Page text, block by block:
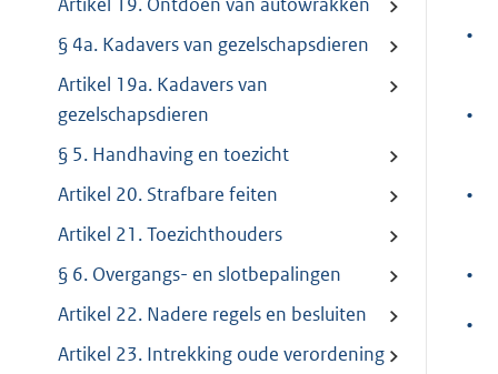
Artikel 19. Ontdoen van autowrakken
§ 4a. Kadavers van gezelschapsdieren
Artikel 19a. Kadavers van
gezelschapsdieren
§ 5. Handhaving en toezicht
Artikel 20. Strafbare feiten
Artikel 21. Toezichthouders
§ 6. Overgangs- en slotbepalingen
Artikel 22. Nadere regels en besluiten
Artikel 23. Intrekking oude verordening
•
•
•
•
•